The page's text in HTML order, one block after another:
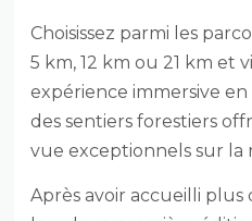
Choisissez parmi les
5 km, 12 km ou 21 km et
expérience immersive
des sentiers forestiers
vue exceptionnels sur la
Après avoir accueilli plus